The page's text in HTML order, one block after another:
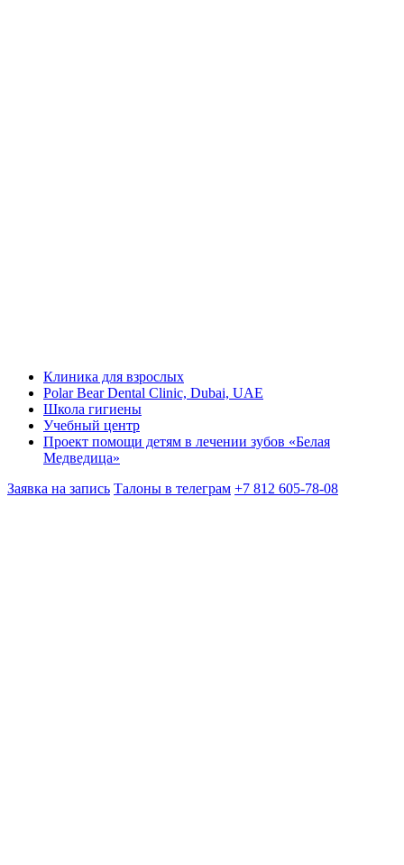
Клиника для взрослых
Polar Bear Dental Clinic, Dubai, UAE
Школа гигиены
Учебный центр
Проект помощи детям в лечении зубов «Белая
Медведица»
Заявка на запись Талоны в телеграм +7 812 605-78-08